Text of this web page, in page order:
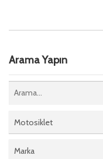
Arama Yapın
Motosiklet
Marka